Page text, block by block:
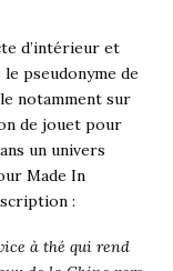
d’intérieur et
pseudonyme de
notamment sur
de jouet pour
un univers
Made In
:
à thé qui rend